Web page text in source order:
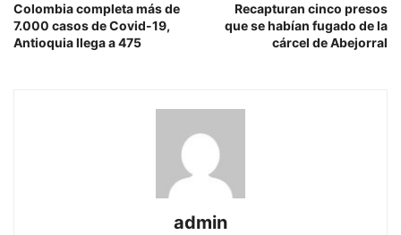
Colombia completa más de
7.000 casos de Covid-19,
Antioquia llega a 475
Recapturan cinco presos
que se habían fugado de la
cárcel de Abejorral
admin